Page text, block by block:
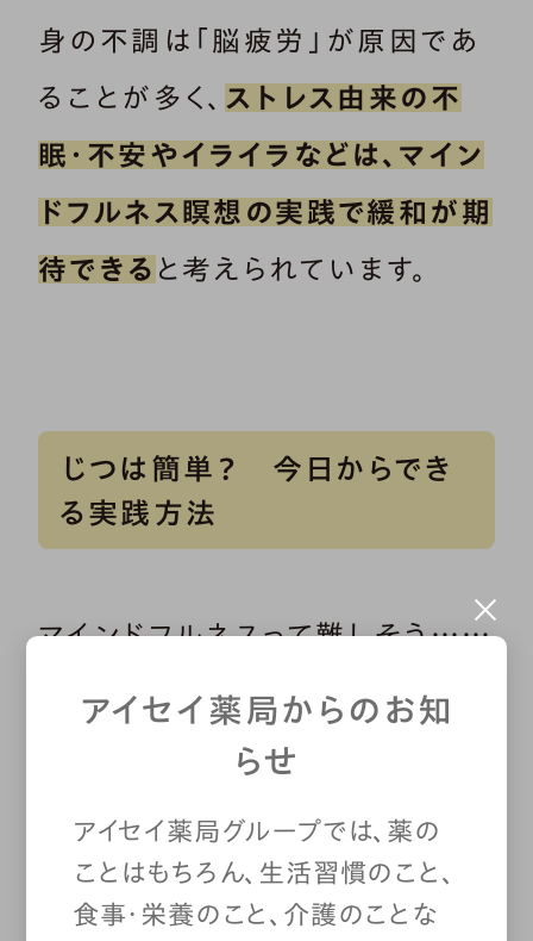
身の不調は「脳疲労」が原因であ
ることが多く、 ストレス由来の不
眠・不安やイライラなどは、マイン
ドフルネス瞑想の実践で緩和が期
待できる と考えられています。
じつは簡単？ 今日からでき
る実践方法
マインドフルネスって難しそう……
と感じる方には、生活のなかでマ
インドフルネスを実践する「なが
ば、掃除をしながら。汚れが落ち
て、空気が変わることを全身で感
アイセイ薬局からのお知
らせ
アイセイ薬局グループでは、薬の
ことはもちろん、生活習慣のこと、
食事・栄養のこと、介護のことな